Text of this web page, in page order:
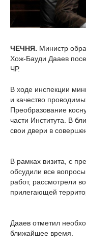
ЧЕЧНЯ. Министр
Хож-Бауди Дааев
ЧР.
В ходе инспекции
и качество
Преобразование
части Института. В
свои двери в
В рамках визита, с
обсудили все
работ, рассмотрели
прилегающей
Дааев отметил
ближайшее время.